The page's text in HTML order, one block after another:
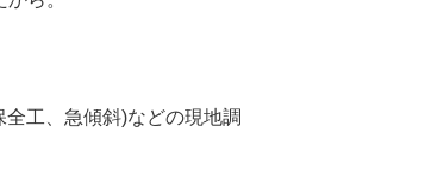
工、急傾斜)などの現地調